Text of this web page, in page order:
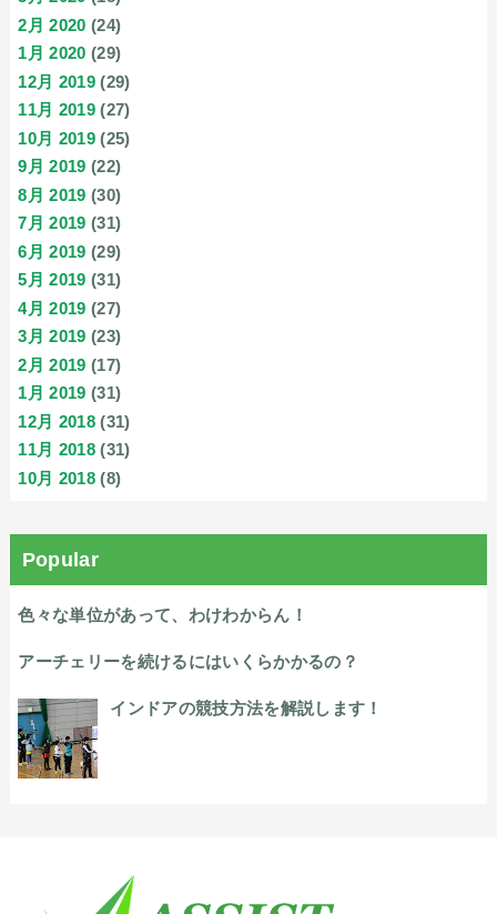
2月 2020 (24)
1月 2020 (29)
12月 2019 (29)
11月 2019 (27)
10月 2019 (25)
9月 2019 (22)
8月 2019 (30)
7月 2019 (31)
6月 2019 (29)
5月 2019 (31)
4月 2019 (27)
3月 2019 (23)
2月 2019 (17)
1月 2019 (31)
12月 2018 (31)
11月 2018 (31)
10月 2018 (8)
Popular
色々な単位があって、わけわからん！
アーチェリーを続けるにはいくらかかるの？
インドアの競技方法を解説します！